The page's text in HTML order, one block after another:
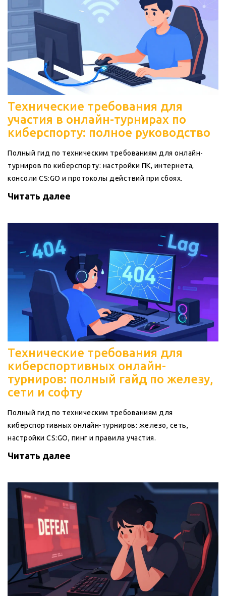
Технические требования для
участия в онлайн-турнирах по
киберспорту: полное руководство
Полный гид по техническим требованиям для онлайн-
турниров по киберспорту: настройки ПК, интернета,
консоли CS:GO и протоколы действий при сбоях.
Читать далее
Технические требования для
киберспортивных онлайн-
турниров: полный гайд по железу,
сети и софту
Полный гид по техническим требованиям для
киберспортивных онлайн-турниров: железо, сеть,
настройки CS:GO, пинг и правила участия.
Читать далее